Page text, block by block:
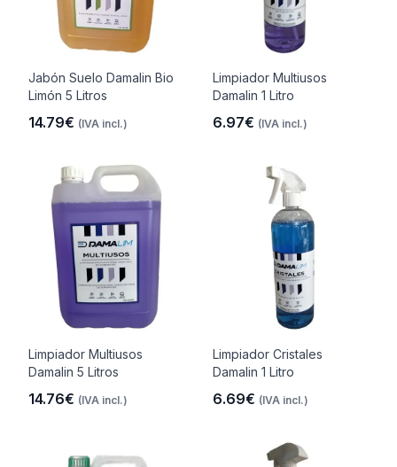
Jabón Suelo Damalin Bio
Limón 5 Litros
14.79€ (IVA incl.)
Limpiador Multiusos
Damalin 1 Litro
6.97€ (IVA incl.)
Limpiador Multiusos
Damalin 5 Litros
14.76€ (IVA incl.)
Limpiador Cristales
Damalin 1 Litro
6.69€ (IVA incl.)